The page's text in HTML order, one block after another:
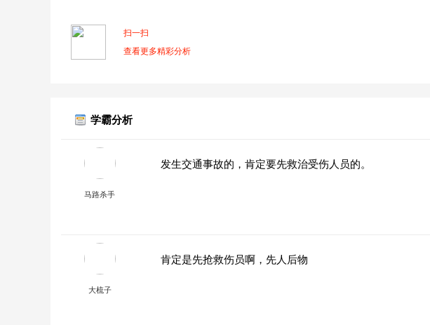
扫一扫
查看更多精彩分析
学霸分析
马路杀手
发生交通事故的，肯定要先救治受伤人员的。
大梳子
肯定是先抢救伤员啊，先人后物